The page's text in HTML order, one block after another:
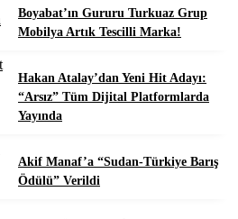
Boyabat’ın Gururu Turkuaz Grup
Mobilya Artık Tescilli Marka!
Hakan Atalay’dan Yeni Hit Adayı:
“Arsız” Tüm Dijital Platformlarda
Yayında
Akif Manaf’a “Sudan-Türkiye Barış
Ödülü” Verildi